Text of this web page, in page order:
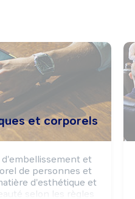
et corporels
d'embellissement et
de personnes et
d'esthétique et
selon les règles